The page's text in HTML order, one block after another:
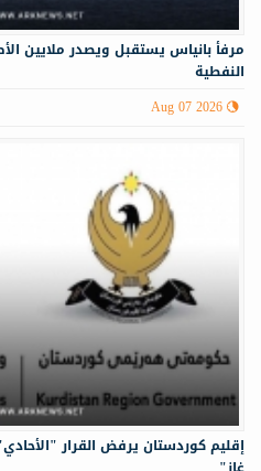
مرفأ بانياس يستقبل ويصدر ملايين
النفطية
Aug 07 2026
إقليم كوردستان يرفض القرار